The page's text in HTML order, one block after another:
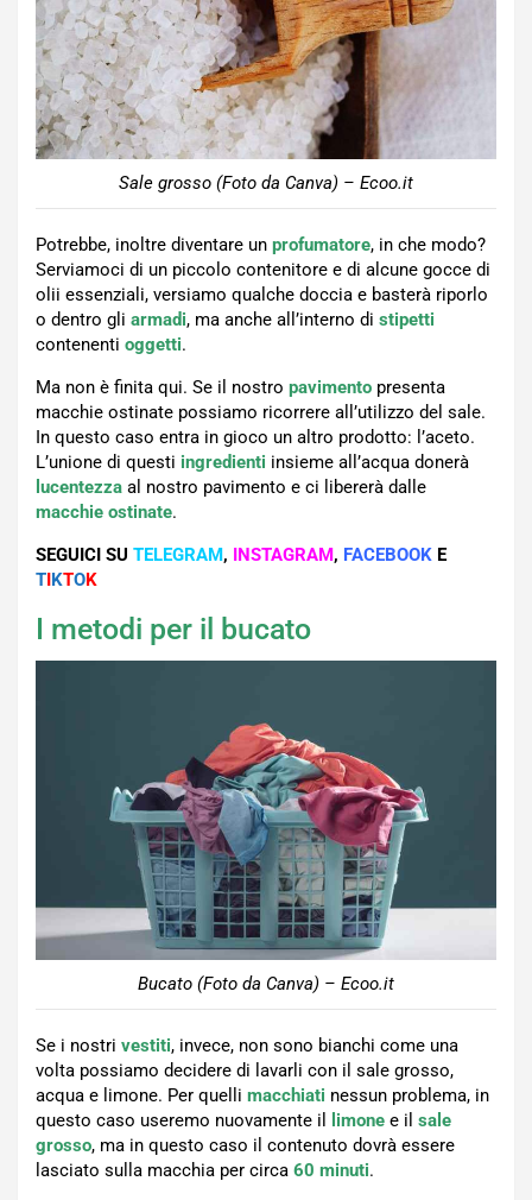
Sale grosso (Foto da Canva) – Ecoo.it
Potrebbe, inoltre diventare un profumatore, in che modo?
Serviamoci di un piccolo contenitore e di alcune gocce di
olii essenziali, versiamo qualche doccia e basterà riporlo
o dentro gli armadi, ma anche all’interno di stipetti
contenenti oggetti.
Ma non è finita qui. Se il nostro pavimento presenta
macchie ostinate possiamo ricorrere all’utilizzo del sale.
In questo caso entra in gioco un altro prodotto: l’aceto.
L’unione di questi ingredienti insieme all’acqua donerà
lucentezza al nostro pavimento e ci libererà dalle
macchie ostinate.
SEGUICI SU TELEGRAM, INSTAGRAM, FACEBOOK E
TIKTOK
I metodi per il bucato
Bucato (Foto da Canva) – Ecoo.it
Se i nostri vestiti, invece, non sono bianchi come una
volta possiamo decidere di lavarli con il sale grosso,
acqua e limone. Per quelli macchiati nessun problema, in
questo caso useremo nuovamente il
limone e il sale
grosso, ma in questo caso il contenuto dovrà essere
lasciato sulla macchia per circa 60 minuti.